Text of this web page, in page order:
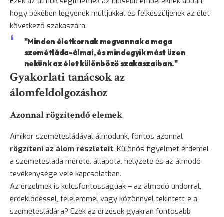
hogy békében legyenek múltjukkal és felkészüljenek az élet
következő szakaszára.
"Minden életkornak megvannak a maga
szemétláda-álmai, és mindegyik mást üzen
nekünk az élet különböző szakaszaiban."
Gyakorlati tanácsok az
álomfeldolgozáshoz
Azonnal rögzítendő elemek
Amikor szemetesládával álmodunk, fontos azonnal
rögzíteni az álom részleteit. Különös figyelmet érdemel
a szemeteslada mérete, állapota, helyzete és az álmodó
tevékenysége vele kapcsolatban.
Az érzelmek is kulcsfontosságúak – az álmodó undorral,
érdeklődéssel, félelemmel vagy közönnyel tekintett-e a
szemetesládára? Ezek az érzések gyakran fontosabb